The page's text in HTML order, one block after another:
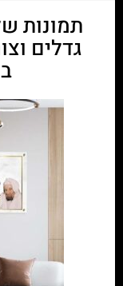
תמונות
גדלים